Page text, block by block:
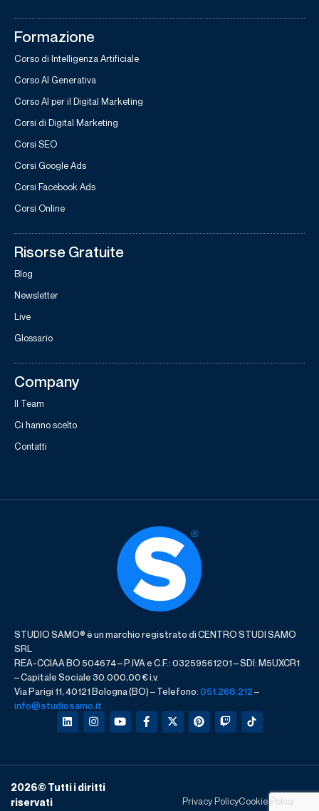
Formazione
Corso di Intelligenza Artificiale
Corso AI Generativa
Corso AI per il Digital Marketing
Corsi di Digital Marketing
Corsi SEO
Corsi Google Ads
Corsi Facebook Ads
Corsi Online
Risorse Gratuite
Blog
Newsletter
Live
Glossario
Company
Il Team
Ci hanno scelto
Contatti
STUDIO SAMO® è un marchio registrato di CENTRO STUDI SAMO
SRL
REA-CCIAA BO 504674 – P.IVA e C.F.: 03259561201 – SDI: M5UXCR1
– Capitale Sociale 30.000,00 € i.v.
Via Parigi 11, 40121 Bologna (BO) – Telefono:051.268.212–
info@studiosamo.it
2026© Tutti i diritti
riservati​
Privacy PolicyCookie Policy